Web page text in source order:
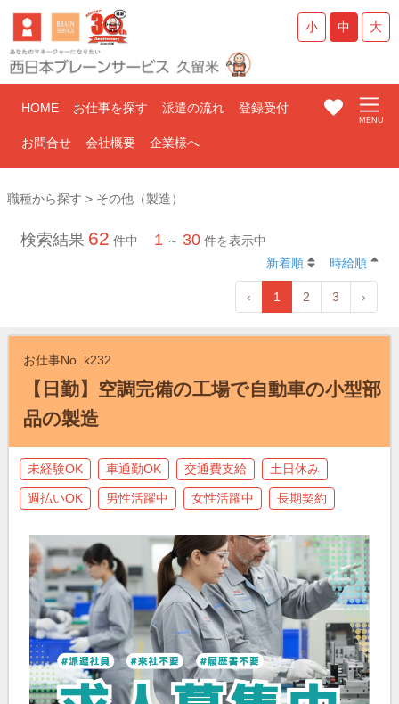
小 中 大
HOME お仕事を探す 派遣の流れ 登録受付
お問合せ 会社概要 企業様へ
職種から探す > その他（製造）
検索結果 62 件中 1 ～ 30 件を表示中
新着順
時給順
‹ 1 2 3 ›
お仕事No. k232
【日勤】空調完備の工場で自動車の小型部
品の製造
未経験OK 車通勤OK 交通費支給 土日休み
週払いOK 男性活躍中 女性活躍中 長期契約